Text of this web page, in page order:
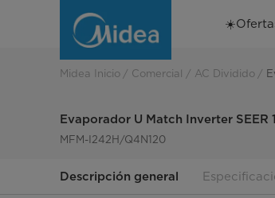
Evaporador
MatchMidea Inicio Comercial AC Dividido
Evaporador U Match Inverter SEER
MFM-I242H/Q4N120
Descripción general